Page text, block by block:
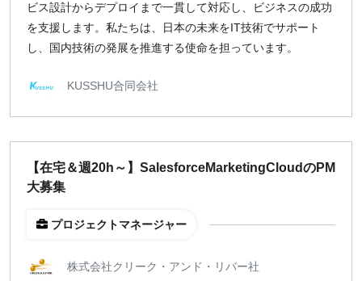
ビス設計からデプロイまで一貫して対応し、ビジネスの成功
を支援します。私たちは、日本の未来をIT技術でサポート
し、国内技術の発展を推進する使命を担っています。
KUSSHU合同会社
【在宅＆週20h～】SalesforceMarketingCloudのPM
大募集
プロジェクトマネージャー
株式会社クリーク・アンド・リバー社